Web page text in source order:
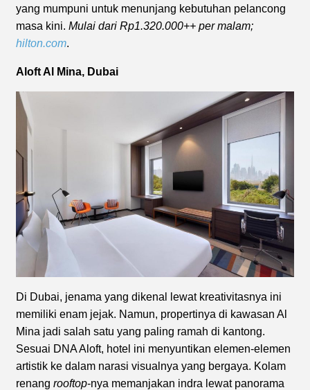
yang mumpuni untuk menunjang kebutuhan pelancong
masa kini. Mulai dari Rp1.320.000++ per malam;
hilton.com.
Aloft Al Mina, Dubai
Di Dubai, jenama yang dikenal lewat kreativitasnya ini
memiliki enam jejak. Namun, propertinya di kawasan Al
Mina jadi salah satu yang paling ramah di kantong.
Sesuai DNA Aloft, hotel ini menyuntikan elemen-elemen
artistik ke dalam narasi visualnya yang bergaya. Kolam
renang rooftop-nya memanjakan indra lewat panorama